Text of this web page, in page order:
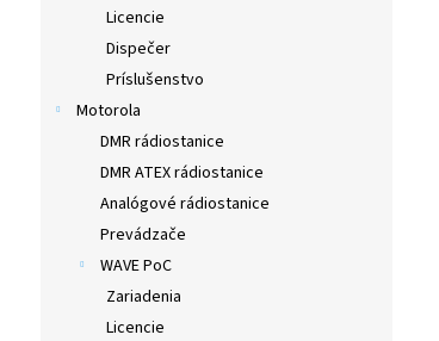
Licencie
Dispečer
Príslušenstvo
Motorola
DMR rádiostanice
DMR ATEX rádiostanice
Analógové rádiostanice
Prevádzače
WAVE PoC
Zariadenia
Licencie